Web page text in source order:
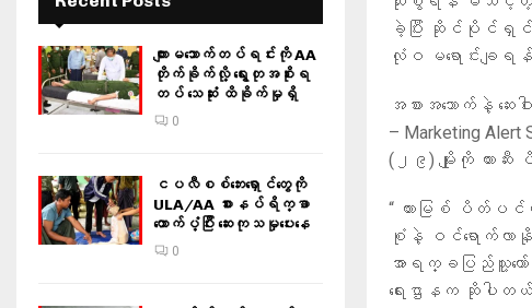
ခဲ့ပြီး ဆိုင်ပိုင်ရှင်မျ
လုံဝ မရောင်းချ
အစားအသောက်နဲ့ ဆေ
– Marketing
(၂၉) မျိုးကို တား
“ တားမြစ် ပိတ်ပ
စုံနဲ့ ဝင်ရောက်လာ
အာရက္ခပြည်သူ့တော်
ရေးဌာနက ဆိုပါတ
ကျားမသောက်တပ်ရင်းကို AA
တိုက်ခိုက်လို့ ရွေးတုအစိုးရ
တပ် သေဆုံး ထိခိုက်မှုရှိ
0
ငပလီစစ်ဘေးရှောင်တွေကို
ULA/AA စားနပ်ရိက္ခာ
ထောက်ပံ့ပြီး ဆေးကုသမှုပေးနေ
0